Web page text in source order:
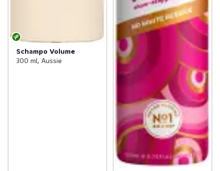
Schampo Volume
300 ml, Aussie